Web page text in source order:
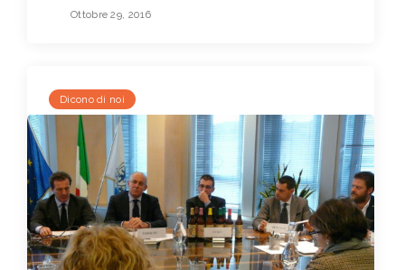
Ottobre 29, 2016
Dicono di noi